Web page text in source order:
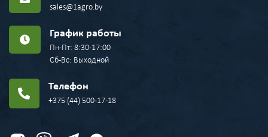
sales@1agro.by
График работы
Пн-Пт: 8:30-17:00
Сб-Вс: Выходной
Телефон
+375 (44) 500-17-18